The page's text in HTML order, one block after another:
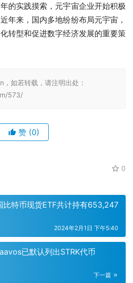
的实践摸索，元宇宙企业开始积极
年来，国内多地纷纷布局元宇宙，
转型和促进数字经济发展的重要策
如若转载，请注明出处：
573/
赞 (0)
0
比特币现货ETF共计持有653,247
2024年2月1日 下午5:40
已默认列出STRK代币
下一篇